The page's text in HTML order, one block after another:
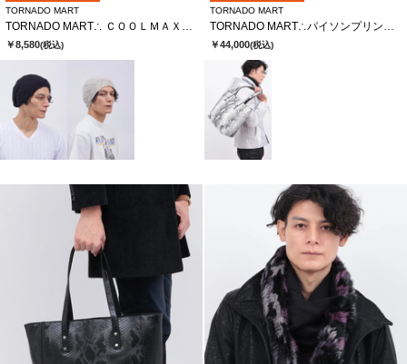
TORNADO MART
TORNADO MART∴ ＣＯＯＬＭＡＸニットキャップ
￥8,580(税込)
TORNADO MART
TORNADO MART∴パイソンプリントレザートートバッグ
￥44,000(税込)